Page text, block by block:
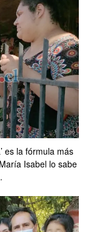
es la fórmula más
Isabel lo sabe